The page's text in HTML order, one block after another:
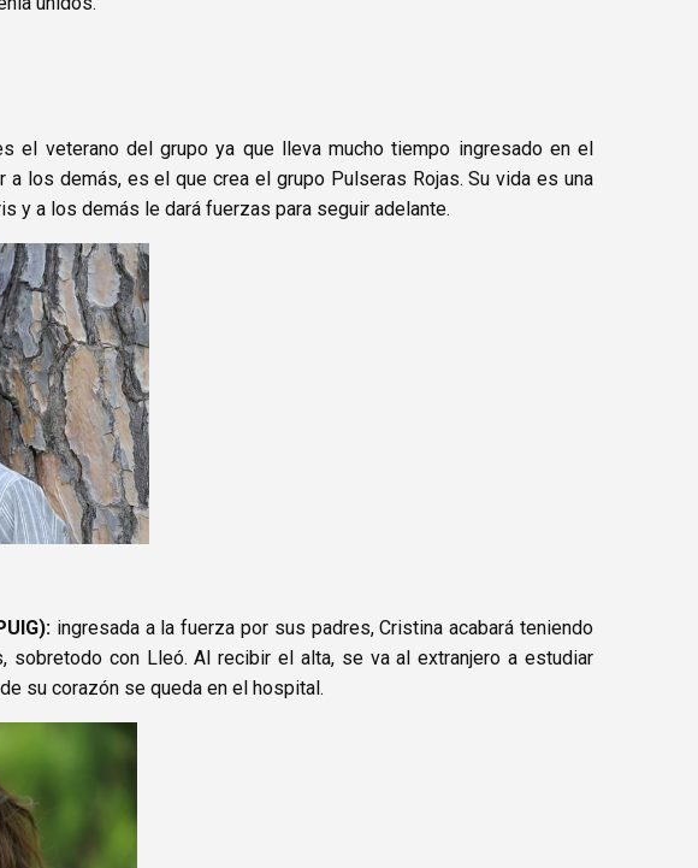
el veterano del grupo ya que lleva mucho tiempo ingresado en el
los demás, es el que crea el grupo Pulseras Rojas. Su vida es una
y a los demás le dará fuerzas para seguir adelante.
: ingresada a la fuerza por sus padres, Cristina acabará teniendo
sobretodo con Lleó. Al recibir el alta, se va al extranjero a estudiar
su corazón se queda en el hospital.